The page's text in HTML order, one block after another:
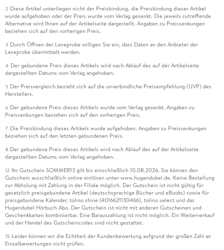
2 Diese Artikel unterliegen nicht der Preisbindung, die Preisbindung dieser Artikel
wurde aufgehoben oder der Preis wurde vom Verlag gesenkt. Die jeweils zutreffende
Alternative wird Ihnen auf der Artikelseite dargestellt. Angaben zu Preissenkungen
beziehen sich auf den vorherigen Preis.
3 Durch Öffnen der Leseprobe willigen Sie ein, dass Daten an den Anbieter der
Leseprobe übermittelt werden.
4 Der gebundene Preis dieses Artikels wird nach Ablauf des auf der Artikelseite
dargestellten Datums vom Verlag angehoben.
5 Der Preisvergleich bezieht sich auf die unverbindliche Preisempfehlung (UVP) des
Herstellers.
6 Der gebundene Preis dieses Artikels wurde vom Verlag gesenkt. Angaben zu
Preissenkungen beziehen sich auf den vorherigen Preis.
7 Die Preisbindung dieses Artikels wurde aufgehoben. Angaben zu Preissenkungen
beziehen sich auf den letzten gebundenen Preis.
8 Der gebundene Preis dieses Artikels wird nach Ablauf des auf der Artikelseite
dargestellten Datums vom Verlag angehoben.
12 Ihr Gutschein SOMMER13 gilt bis einschließlich 10.08.2026. Sie können den
Gutschein ausschließlich online einlösen unter www.hugendubel.de. Keine Bestellung
zur Abholung mit Zahlung in der Filiale möglich. Der Gutschein ist nicht gültig für
gesetzlich preisgebundene Artikel (deutschsprachige Bücher und eBooks) sowie für
preisgebundene Kalender, tolino shine (4016621130466), tolino select und das
Hugendubel Hörbuch Abo. Der Gutschein ist nicht mit anderen Gutscheinen und
Geschenkkarten kombinierbar. Eine Barauszahlung ist nicht möglich. Ein Weiterverkauf
und der Handel des Gutscheincodes sind nicht gestattet.
15 Leider können wir die Echtheit der Kundenbewertung aufgrund der großen Zahl an
Einzelbewertungen nicht prüfen.